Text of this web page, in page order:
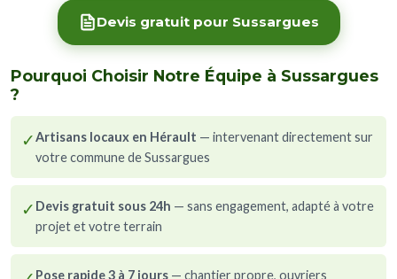
Devis gratuit pour Sussargues
Pourquoi Choisir Notre Équipe à Sussargues
?
✓Artisans locaux en Hérault — intervenant directement sur
votre commune de Sussargues
✓ Devis gratuit sous 24h — sans engagement, adapté à votre
projet et votre terrain
Pose rapide 3 à 7 jours — chantier propre, ouvriers